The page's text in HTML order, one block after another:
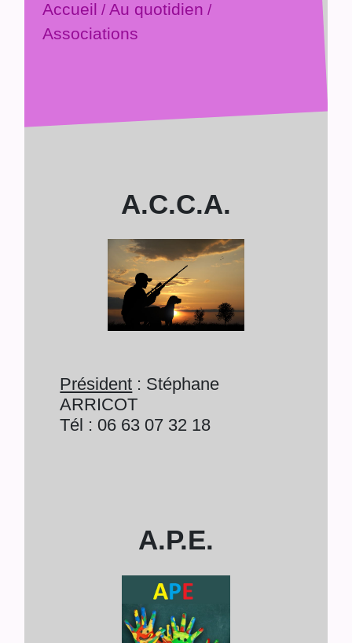
Accueil / Au quotidien /
Associations
A.C.C.A.
Président : Stéphane
ARRICOT
Tél : 06 63 07 32 18
A.P.E.